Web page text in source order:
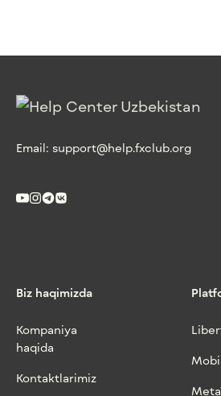
Email: support@help.fxclub.org
Biz haqimizda
Kompaniya
haqida
Kontaktlarimiz